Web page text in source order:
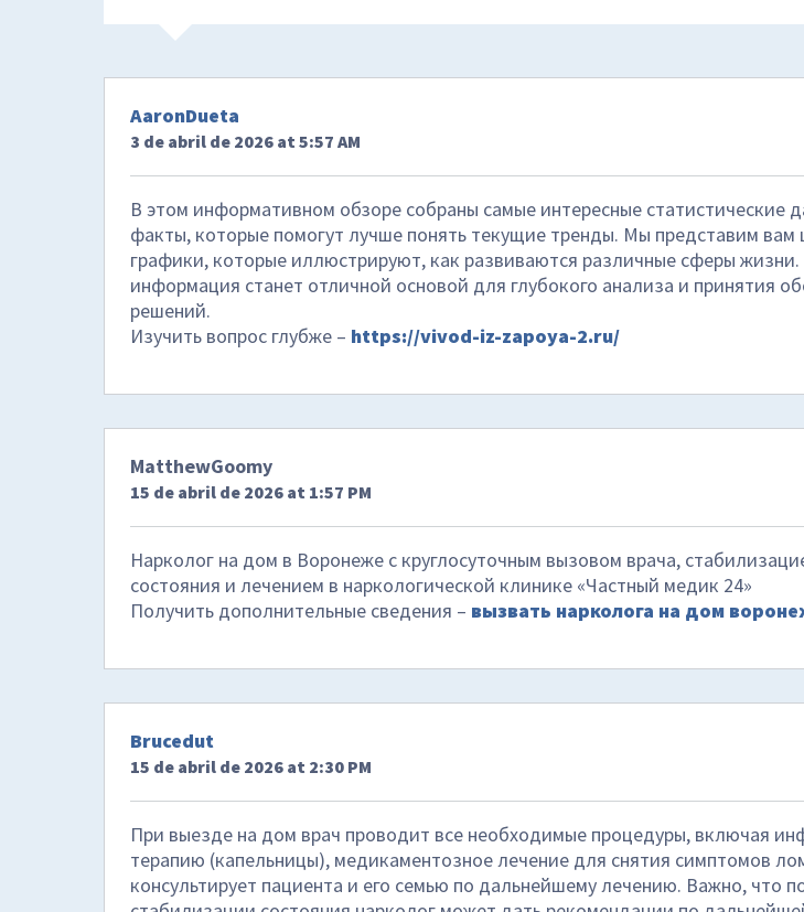
AaronDueta
3 de abril de 2026 at 5:57 AM
В этом информативном обзоре собраны самые интересные статистические
факты, которые помогут лучше понять текущие тренды. Мы представим
графики, которые иллюстрируют, как развиваются различные сферы жизни.
информация станет отличной основой для глубокого анализа и принятия
решений.
Изучить вопрос глубже – https://vivod-iz-zapoya-2.ru/
MatthewGoomy
15 de abril de 2026 at 1:57 PM
Нарколог на дом в Воронеже с круглосуточным вызовом врача,
состояния и лечением в наркологической клинике «Частный медик 24»
Получить дополнительные сведения – вызвать нарколога на дом
Brucedut
15 de abril de 2026 at 2:30 PM
При выезде на дом врач проводит все необходимые процедуры, включая
терапию (капельницы), медикаментозное лечение для снятия симптомов
консультирует пациента и его семью по дальнейшему лечению. Важно, что